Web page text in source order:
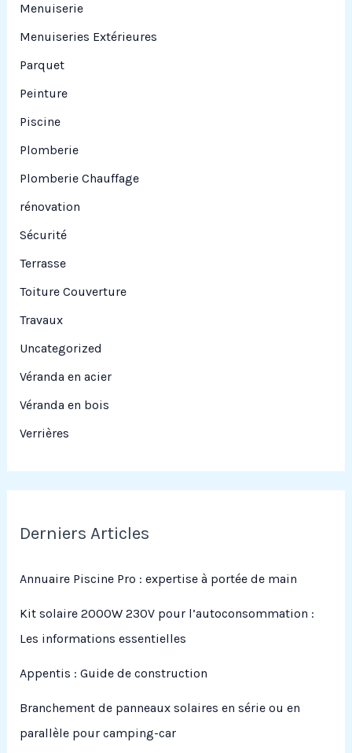
Menuiserie
Menuiseries Extérieures
Parquet
Peinture
Piscine
Plomberie
Plomberie Chauffage
rénovation
Sécurité
Terrasse
Toiture Couverture
Travaux
Uncategorized
Véranda en acier
Véranda en bois
Verrières
Derniers Articles
Annuaire Piscine Pro : expertise à portée de main
Kit solaire 2000W 230V pour l’autoconsommation :
Les informations essentielles
Appentis : Guide de construction
Branchement de panneaux solaires en série ou en
parallèle pour camping-car